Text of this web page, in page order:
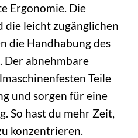
Ergonomie. Die
leicht zugänglichen
die Handhabung des
Der abnehmbare
Teile
und sorgen für eine
So hast du mehr Zeit,
konzentrieren.